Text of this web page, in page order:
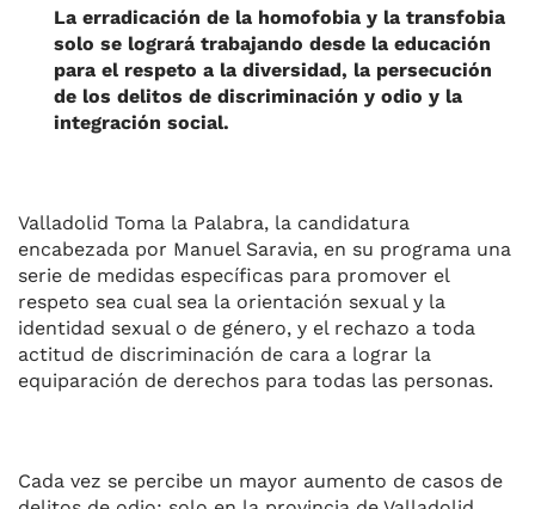
e
b
o
o
s
k
y
a
d
s
s
A
p
gr
a
m
l
p
ar
ti
La erradicación de la homofobia y la transfobia
solo se logrará trabajando desde la educación
para el respeto a la diversidad, la persecución
de los delitos de discriminación y odio y la
integración social.
Valladolid Toma la Palabra, la candidatura
encabezada por Manuel Saravia, en su programa una
serie de medidas específicas para promover el
respeto sea cual sea la orientación sexual y la
identidad sexual o de género, y el rechazo a toda
actitud de discriminación de cara a lograr la
equiparación de derechos para todas las personas.
Cada vez se percibe un mayor aumento de casos de